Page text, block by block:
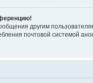
другим
почтовой системой